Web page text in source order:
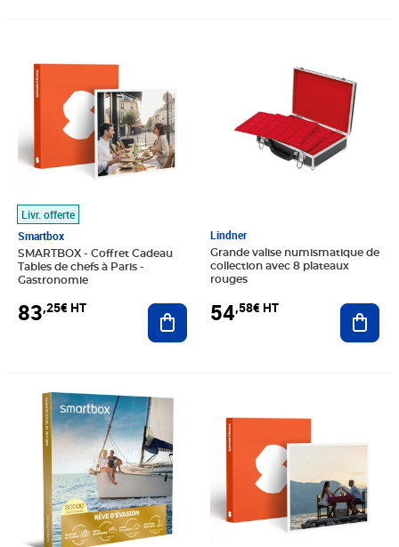
Livr. offerte
Smartbox
SMARTBOX - Coffret Cadeau
Tables de chefs à Paris -
Gastronomie
83,25€ HT Ajouter au panier
Lindner
Grande valise numismatique de
collection avec 8 plateaux
rouges
54,58€ HT
Prix 41,58€ HT